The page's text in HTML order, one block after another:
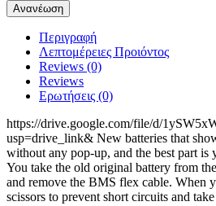
Περιγραφή
Λεπτομέρειες Προιόντος
Reviews (0)
Reviews
Ερωτήσεις (0)
https://drive.google.com/file/d/
usp=drive_link& New batteries that
without any pop-up, and the best part is
You take the old original battery from
and remove the BMS flex cable. When
scissors to prevent short circuits and